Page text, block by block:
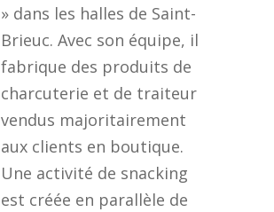
» dans les halles de Saint-
Brieuc. Avec son équipe, il
fabrique des produits de
charcuterie et de traiteur
vendus majoritairement
aux clients en boutique.
Une activité de snacking
est créée en parallèle de